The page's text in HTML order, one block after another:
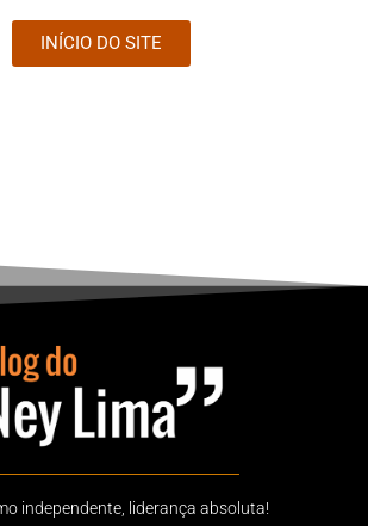
INÍCIO DO SITE
independente, liderança absoluta!